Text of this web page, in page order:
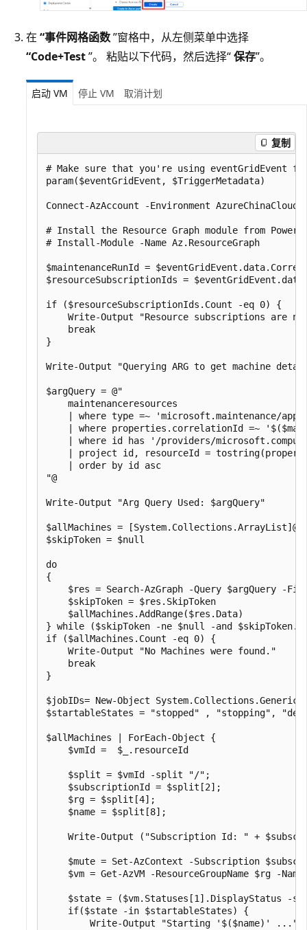
在 “事件网格函数”窗格中，从左侧菜单中选择
“Code+Test”。 粘贴以下代码，然后选择“保存”。
启动 VM 停止 VM 取消计划
复制
# Make sure that you're using eventGridEvent
param($eventGridEvent, $TriggerMetadata)
Connect-AzAccount -Environment
# Install the Resource Graph module from
# Install-Module -Name Az.ResourceGraph
$maintenanceRunId =
$resourceSubscriptionIds =
if ($resourceSubscriptionIds.Count -eq 0) {
Write-Output "Resource subscriptions are
    break
}
Write-Output "Querying ARG to get machine
$argQuery = @"
    maintenanceresources
| where type =~ 'microsoft.maintenance/
| where properties.correlationId =~
| where id has '/providers/
| project id, resourceId =
    | order by id asc
"@
Write-Output "Arg Query Used: $argQuery"
$allMachines =
$skipToken = $null
do
{
$res = Search-AzGraph -Query $argQuery -
    $skipToken = $res.SkipToken
    $allMachines.AddRange($res.Data)
} while ($skipToken -ne $null -and
if ($allMachines.Count -eq 0) {
    Write-Output "No Machines were found."
    break
}
$jobIDs= New-Object
$startableStates = "stopped" , "stopping",
$allMachines | ForEach-Object {
    $vmId =  $_.resourceId
    $split = $vmId -split "/";
    $subscriptionId = $split[2];
    $rg = $split[4];
    $name = $split[8];
Write-Output ("Subscription Id: " +
$mute = Set-AzContext -Subscription
$vm = Get-AzVM -ResourceGroupName $rg -
$state = ($vm.Statuses[1].DisplayStatus -
    if($state -in $startableStates) {
        Write-Output "Starting '$($name)' ..."